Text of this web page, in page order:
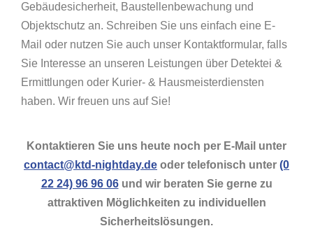
Gebäudesicherheit, Baustellenbewachung und
Objektschutz an. Schreiben Sie uns einfach eine E-
Mail oder nutzen Sie auch unser Kontaktformular, falls
Sie Interesse an unseren Leistungen über Detektei &
Ermittlungen oder Kurier- & Hausmeisterdiensten
haben. Wir freuen uns auf Sie!
Kontaktieren Sie uns heute noch per E-Mail unter
contact@ktd-nightday.de oder telefonisch unter (0
22 24) 96 96 06und wir beraten Sie gerne zu
attraktiven Möglichkeiten zu individuellen
Sicherheitslösungen.